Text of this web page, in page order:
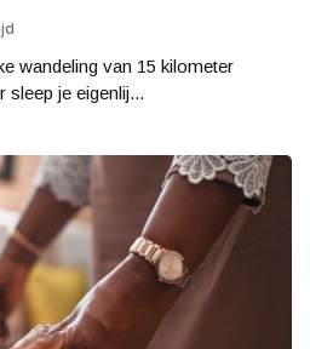
wandeling van 15 kilometer
sleep je eigenlij...